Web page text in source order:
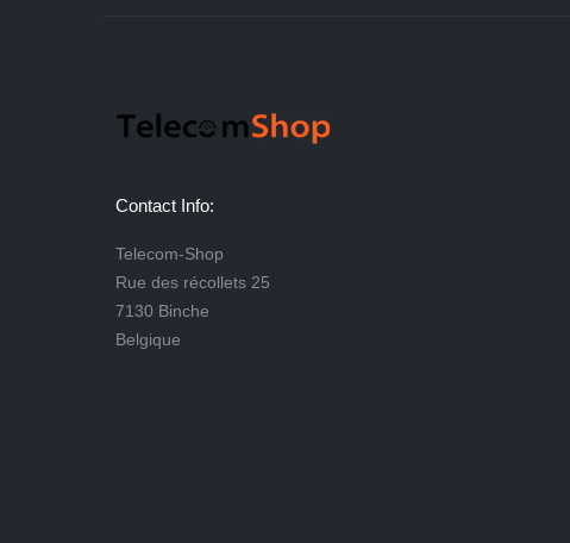
Contact Info:
Telecom-Shop
Rue des récollets 25
7130 Binche
Belgique